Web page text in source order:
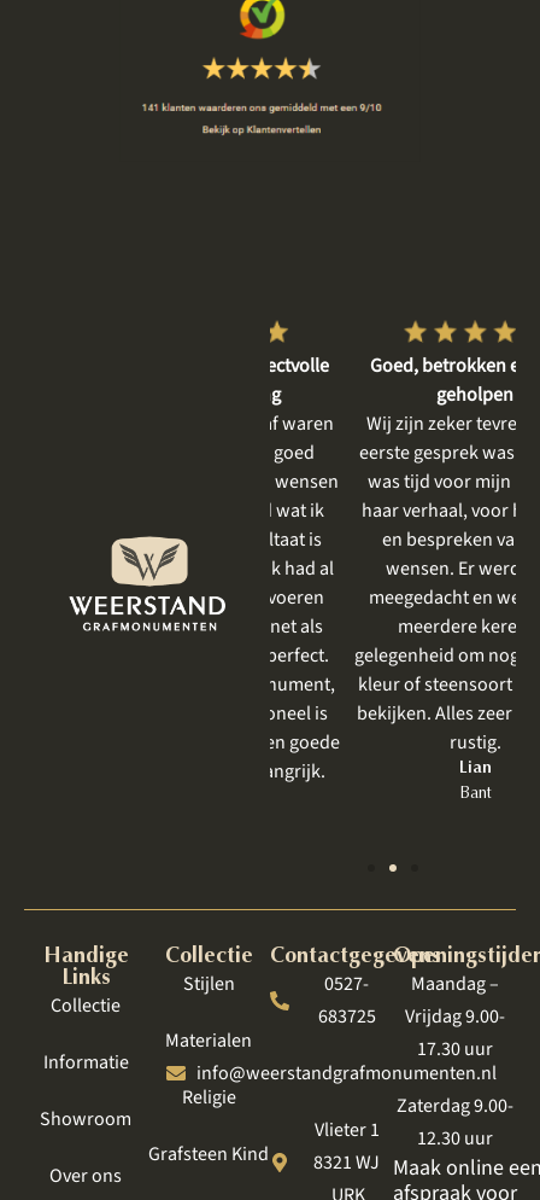
mooi vind. Het resultaat is
prachtig geworden . Ik had al
eerder iets laten uitvoeren
door Weerstand en net als
Goed, betrokken en rustig
Wij zijn zeker tevreden. Het
eerste gesprek was rustig, er
was tijd voor mijn moeder,
haar verhaal, voor het delen
en bespreken van onze
wensen. Er werd goed
meegedacht en we kregen
meerdere keren de
gelegenheid om nog even een
kleur of steensoort te komen
bekijken. Alles zeer prettig en
Handige
Links
Collectie
Informatie
Showroom
Over ons
Collectie
Stijlen
Materialen
Religie
Grafsteen Kind
Contactgegevens
0527-
683725
info@weerstandgrafmonumenten.nl
Vlieter 1
8321 WJ
Maandag –
Vrijdag 9.00-
17.30 uur
Zaterdag 9.00-
12.30 uur
Maak online
afspraak voor